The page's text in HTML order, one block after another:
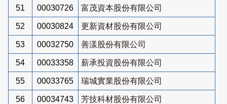
51 00030726 富茂資本股份有限公司
52 00030824 更新資材股份有限公司
53 00032750 善漾股份有限公司
54 00033358 薪承投資股份有限公司
55 00033765 瑞城實業股份有限公司
56 00034743 芳技科材股份有限公司